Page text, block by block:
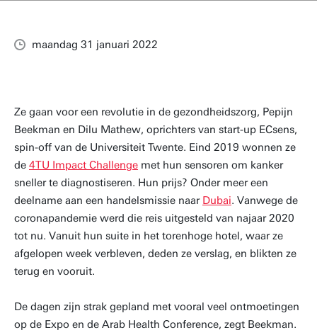
maandag 31 januari 2022
Ze gaan voor een revolutie in de gezondheidszorg, Pepijn
Beekman en Dilu Mathew, oprichters van start-up ECsens,
spin-off van de Universiteit Twente. Eind 2019 wonnen ze
de 4TU Impact Challenge met hun sensoren om kanker
sneller te diagnostiseren. Hun prijs? Onder meer een
deelname aan een handelsmissie naar Dubai. Vanwege de
coronapandemie werd die reis uitgesteld van najaar 2020
tot nu. Vanuit hun suite in het torenhoge hotel, waar ze
afgelopen week verbleven, deden ze verslag, en blikten ze
terug en vooruit.
De dagen zijn strak gepland met vooral veel ontmoetingen
op de Expo en de Arab Health Conference, zegt Beekman.